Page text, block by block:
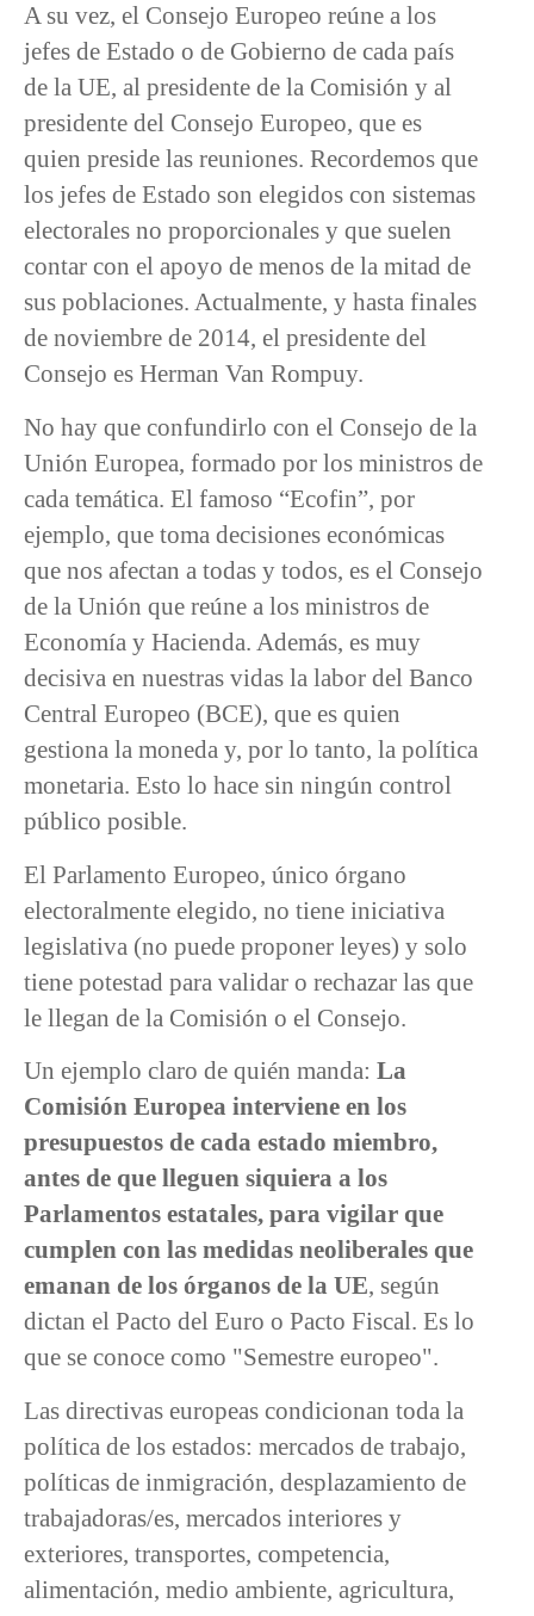
A su vez, el Consejo Europeo reúne a los
jefes de Estado o de Gobierno de cada país
de la UE, al presidente de la Comisión y al
presidente del Consejo Europeo, que es
quien preside las reuniones. Recordemos que
los jefes de Estado son elegidos con sistemas
electorales no proporcionales y que suelen
contar con el apoyo de menos de la mitad de
sus poblaciones. Actualmente, y hasta finales
de noviembre de 2014, el presidente del
Consejo es Herman Van Rompuy.
No hay que confundirlo con el Consejo de la
Unión Europea, formado por los ministros de
cada temática. El famoso “Ecofin”, por
ejemplo, que toma decisiones económicas
que nos afectan a todas y todos, es el Consejo
de la Unión que reúne a los ministros de
Economía y Hacienda. Además, es muy
decisiva en nuestras vidas la labor del Banco
Central Europeo (BCE), que es quien
gestiona la moneda y, por lo tanto, la política
monetaria. Esto lo hace sin ningún control
público posible.
El Parlamento Europeo, único órgano
electoralmente elegido, no tiene iniciativa
legislativa (no puede proponer leyes) y solo
tiene potestad para validar o rechazar las que
le llegan de la Comisión o el Consejo.
Un ejemplo claro de quién manda: La
Comisión Europea interviene en los
presupuestos de cada estado miembro,
antes de que lleguen siquiera a los
Parlamentos estatales, para vigilar que
cumplen con las medidas neoliberales que
emanan de los órganos de la UE, según
dictan el Pacto del Euro o Pacto Fiscal. Es lo
que se conoce como "Semestre europeo".
Las directivas europeas condicionan toda la
política de los estados: mercados de trabajo,
políticas de inmigración, desplazamiento de
trabajadoras/es, mercados interiores y
exteriores, transportes, competencia,
alimentación, medio ambiente, agricultura,